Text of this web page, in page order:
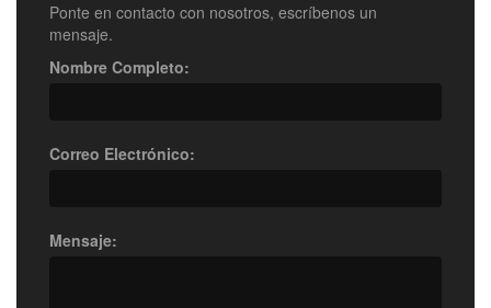
Ponte en contacto con nosotros, escríbenos un
mensaje.
Nombre Completo:
Correo Electrónico:
Mensaje: